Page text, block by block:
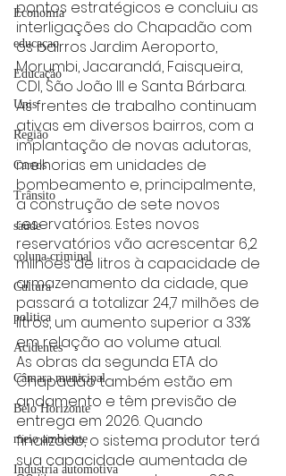
Economia
educaçao
Educação
Unis
Região
Carros
Trânsito
saúde
coluna criminal
Cultura
politica
Acidentes
Câmara municipal
Belo Horizonte
meio ambiente
Industria automotiva
pontos estratégicos e concluiu as
interligações do Chapadão com
os bairros Jardim Aeroporto,
Morumbi, Jacarandá, Faisqueira,
CDI, São João III e Santa Bárbara.
As frentes de trabalho continuam
ativas em diversos bairros, com a
implantação de novas adutoras,
melhorias em unidades de
bombeamento e, principalmente,
a construção de sete novos
reservatórios. Estes novos
reservatórios vão acrescentar 6,2
milhões de litros à capacidade de
armazenamento da cidade, que
passará a totalizar 24,7 milhões de
litros, um aumento superior a 33%
em relação ao volume atual.
As obras da segunda ETA do
Chapadão também estão em
andamento e têm previsão de
entrega em 2026. Quando
finalizado, o sistema produtor terá
sua capacidade aumentada de